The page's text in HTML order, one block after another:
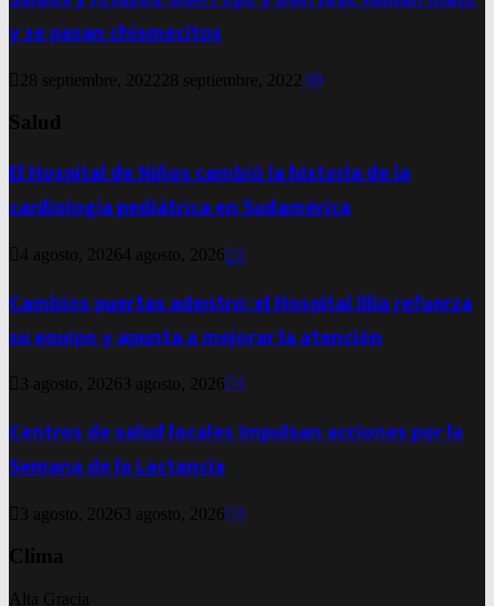
y se pasan chismecitos
28 septiembre, 2022 28 septiembre, 2022 0
Salud
El Hospital de Niños cambió la historia de la
cardiología pediátrica en Sudamérica
4 agosto, 20264 agosto, 2026 0
Cambios puertas adentro: el Hospital Illia refuerza
su equipo y apunta a mejorar la atención
3 agosto, 2026 3 agosto, 2026 0
Centros de salud locales impulsan acciones por la
Semana de la Lactancia
3 agosto, 2026 3 agosto, 2026 0
Clima
Alta Gracia